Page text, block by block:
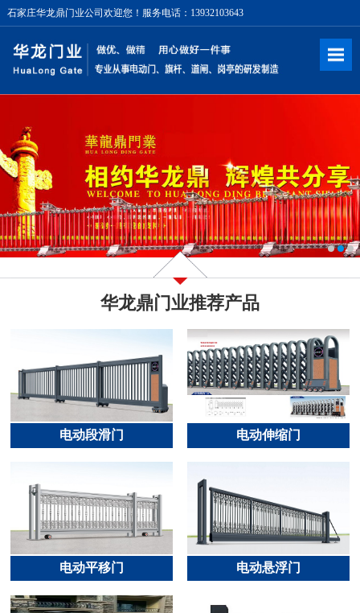
石家庄华龙鼎门业公司欢迎您！服务电话：13932103643
华龙鼎门业推荐产品
电动段滑门 电动伸缩门
电动平移门 电动悬浮门